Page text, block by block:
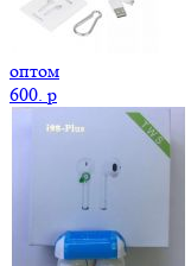
оптом
600. p